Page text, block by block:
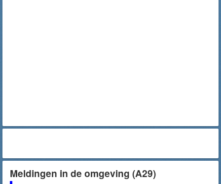
Meldingen in de omgeving (A29)